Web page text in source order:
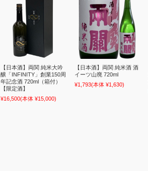
【日本酒】両関 純米大吟
醸「INFINITY」創業150周
年記念酒 720ml（箱付）
【限定酒】
¥16,500(本体 ¥15,000)
【日本酒】両関 純米酒 酒
イーツ山廃 720ml
¥1,793(本体 ¥1,630)